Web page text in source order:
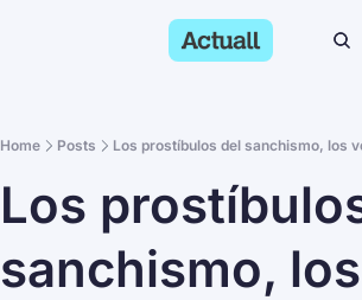
Home Posts Los prostíbulos del sanchismo, los
Los
sanchismo,